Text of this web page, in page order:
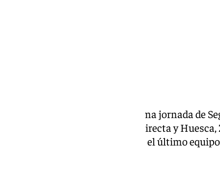
Este domingo se disputa la última jornada de
Dépor ya ascendidos de forma directa y
descendidos, queda por conocer el último